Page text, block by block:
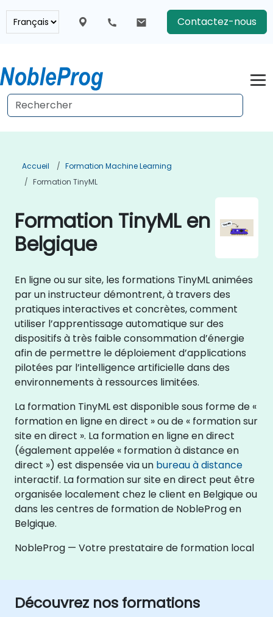
Contactez-nous
Accueil
Formation Machine Learning
Formation TinyML
Formation TinyML en
Belgique
En ligne ou sur site, les formations TinyML animées
par un instructeur démontrent, à travers des
pratiques interactives et concrètes, comment
utiliser l’apprentissage automatique sur des
dispositifs à très faible consommation d’énergie
afin de permettre le déploiement d’applications
pilotées par l’intelligence artificielle dans des
environnements à ressources limitées.
La formation TinyML est disponible sous forme de «
formation en ligne en direct » ou de « formation sur
site en direct ». La formation en ligne en direct
(également appelée « formation à distance en
direct ») est dispensée via un bureau à distance
interactif. La formation sur site en direct peut être
organisée localement chez le client en Belgique ou
dans les centres de formation de NobleProg en
Belgique.
NobleProg — Votre prestataire de formation local
Découvrez nos formations